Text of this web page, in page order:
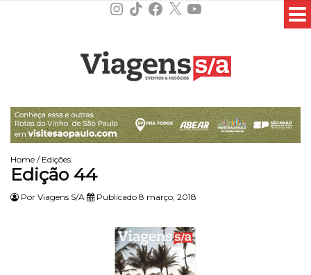
Instagram
TikTokFacebook
X YouTube
Home / Edições
Edição 44
Por Viagens S/A Publicado 8 março, 2018